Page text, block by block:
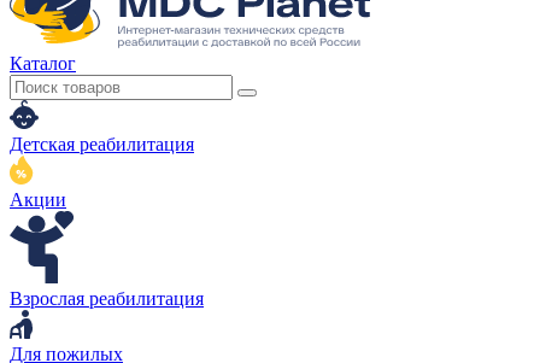
Каталог
Детская реабилитация
Акции
Взрослая реабилитация
Для пожилых